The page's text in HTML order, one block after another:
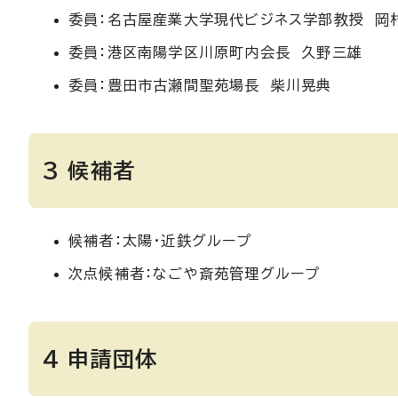
委員：名古屋産業大学現代ビジネス学部教授 岡
委員：港区南陽学区川原町内会長 久野三雄
委員：豊田市古瀬間聖苑場長 柴川晃典
3 候補者
候補者：太陽・近鉄グループ
次点候補者：なごや斎苑管理グループ
4 申請団体